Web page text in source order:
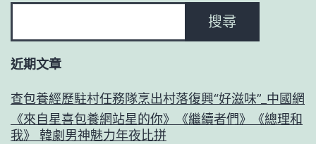
搜尋
近期文章
查包養經歷駐村任務隊烹出村落復興“好滋味”_中國網
《來自星喜包養網站星的你》《繼續者們》《總理和
我》 韓劇男神魅力年夜比拼